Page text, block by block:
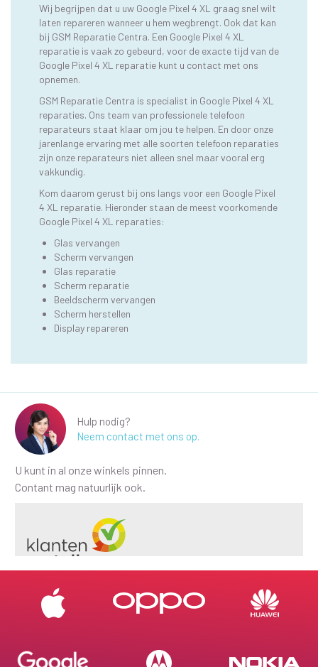
Wij begrijpen dat u uw Google Pixel 4 XL graag snel wilt
laten repareren wanneer u hem wegbrengt. Ook dat kan
bij GSM Reparatie Centra. Een Google Pixel 4 XL
reparatie is vaak zo gebeurd, voor de exacte tijd van de
Google Pixel 4 XL reparatie kunt u contact met ons
opnemen.
GSM Reparatie Centra is specialist in Google Pixel 4 XL
reparaties. Ons team van professionele telefoon
reparateurs staat klaar om jou te helpen. En door onze
jarenlange ervaring met alle soorten telefoon reparaties
zijn onze reparateurs niet alleen snel maar vooral erg
vakkundig.
Kom daarom gerust bij ons langs voor een Google Pixel
4 XL reparatie. Hieronder staan de meest voorkomende
Google Pixel 4 XL reparaties:
Glas vervangen
Scherm vervangen
Glas reparatie
Scherm reparatie
Beeldscherm vervangen
Scherm herstellen
Display repareren
Hulp nodig?
Neem contact met ons op.
U kunt in al onze winkels pinnen.
Contant mag natuurlijk ook.